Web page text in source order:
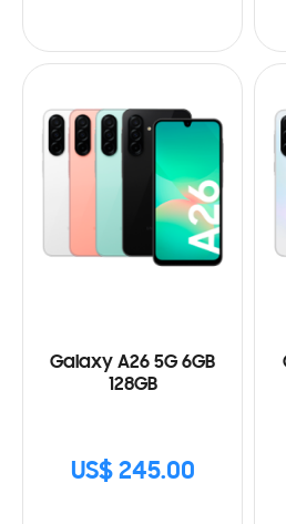
Galaxy A26 5G 6GB
128GB
US$ 245.00